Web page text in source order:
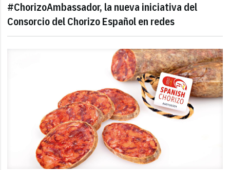
#ChorizoAmbassador, la nueva iniciativa del
Consorcio del Chorizo Español en redes